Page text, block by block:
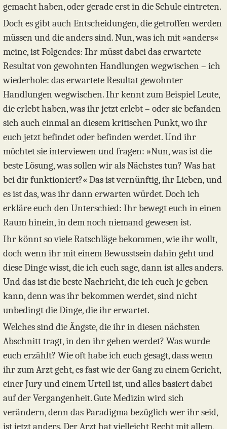
gemacht haben, oder gerade erst in die Schule eintreten.
Doch es gibt auch Entscheidungen, die getroffen werden
müssen und die anders sind. Nun, was ich mit »anders«
meine, ist Folgendes: Ihr müsst dabei das erwartete
Resultat von gewohnten Handlungen wegwischen – ich
wiederhole: das erwartete Resultat gewohnter
Handlungen wegwischen. Ihr kennt zum Beispiel Leute,
die erlebt haben, was ihr jetzt erlebt – oder sie befanden
sich auch einmal an diesem kritischen Punkt, wo ihr
euch jetzt befindet oder befinden werdet. Und ihr
möchtet sie interviewen und fragen: »Nun, was ist die
beste Lösung, was sollen wir als Nächstes tun? Was hat
bei dir funktioniert?« Das ist vernünftig, ihr Lieben, und
es ist das, was ihr dann erwarten würdet. Doch ich
erkläre euch den Unterschied: Ihr bewegt euch in einen
Raum hinein, in dem noch niemand gewesen ist.
Ihr könnt so viele Ratschläge bekommen, wie ihr wollt,
doch wenn ihr mit einem Bewusstsein dahin geht und
diese Dinge wisst, die ich euch sage, dann ist alles anders.
Und das ist die beste Nachricht, die ich euch je geben
kann, denn was ihr bekommen werdet, sind nicht
unbedingt die Dinge, die ihr erwartet.
Welches sind die Ängste, die ihr in diesen nächsten
Abschnitt tragt, in den ihr gehen werdet? Was wurde
euch erzählt? Wie oft habe ich euch gesagt, dass wenn
ihr zum Arzt geht, es fast wie der Gang zu einem Gericht,
einer Jury und einem Urteil ist, und alles basiert dabei
auf der Vergangenheit. Gute Medizin wird sich
verändern, denn das Paradigma bezüglich wer ihr seid,
ist jetzt anders. Der Arzt hat vielleicht Recht mit allem,